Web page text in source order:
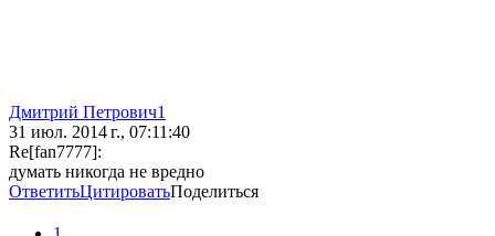
Дмитрий Петрович1
31 июл. 2014 г., 07:11:40
Re[fan7777]:
думать никогда не вредно
ОтветитьЦитироватьПоделиться